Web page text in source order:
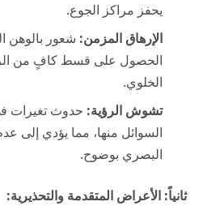
يحفز مراكز الجوع.
الإرهاق المزمن: شعور بالوهن
الحصول على قسط كافٍ من
الخلوي.
تشوش الرؤية: حدوث تغيرات
السوائل منها، مما يؤدي إلى
البصري بوضوح.
ثانياً: الأعراض المتقدمة والتحذيرية: